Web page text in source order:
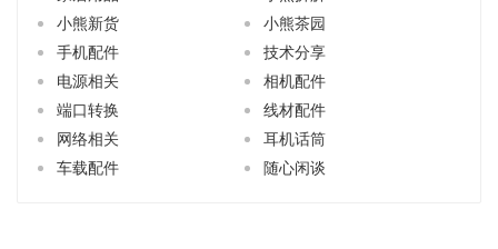
小熊新货
小熊茶园
手机配件
技术分享
电源相关
相机配件
端口转换
线材配件
网络相关
耳机话筒
车载配件
随心闲谈